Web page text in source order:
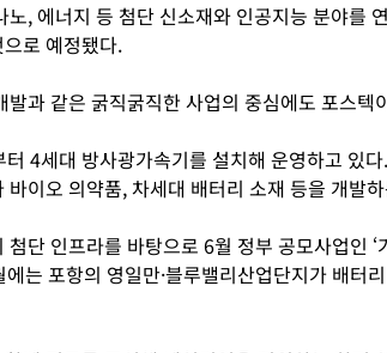
노, 에너지 등 첨단 신소재와 인공지능 분야를
로 예정됐다.
발과 같은 굵직굵직한 사업의 중심에도 포스텍
4세대 방사광가속기를 설치해 운영하고 있
바이오 의약품, 차세대 배터리 소재 등을 개발
첨단 인프라를 바탕으로 6월 정부 공모사업인
에는 포항의 영일만·블루밸리산업단지가 배터